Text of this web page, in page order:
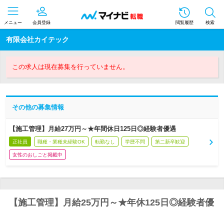
メニュー 会員登録 閲覧履歴 検索
有限会社カイテック
この求人は現在募集を行っていません。
その他の募集情報
【施工管理】月給27万円～★年間休日125日◎経験者優遇
正社員 職種・業種未経験OK 転勤なし 学歴不問 第二新卒歓迎
女性のおしごと掲載中
【施工管理】月給25万円～★年休125日◎経験者優